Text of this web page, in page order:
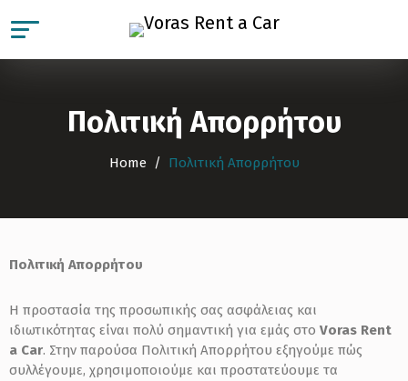
Πολιτική Απορρήτου
Home Πολιτική Απορρήτου
Πολιτική Απορρήτου
Η προστασία της προσωπικής σας ασφάλειας και
ιδιωτικότητας είναι πολύ σημαντική για εμάς στο Voras Rent
a Car. Στην παρούσα Πολιτική Απορρήτου εξηγούμε πώς
συλλέγουμε, χρησιμοποιούμε και προστατεύουμε τα